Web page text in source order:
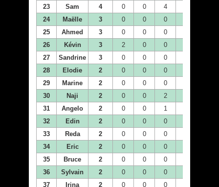
23
Sam 4 0 0 4
24
Maëlle 3 0 0 0
25
Ahmed 3 0 0 0
26
Kévin 3 2 0 0
27
Sandrine 3 0 0 0
28
Elodie 2 0 0 0
29
Marine 2 0 0 0
30
Naji 2 0 0 2
31
Angelo 2 0 0 1
32
Edin 2 0 0 0
33
Reda 2 0 0 0
34
Eric 2 0 0 0
35
Bruce 2 0 0 0
36
Sylvain 2 0 0 0
37
Irina 2 0 0 0